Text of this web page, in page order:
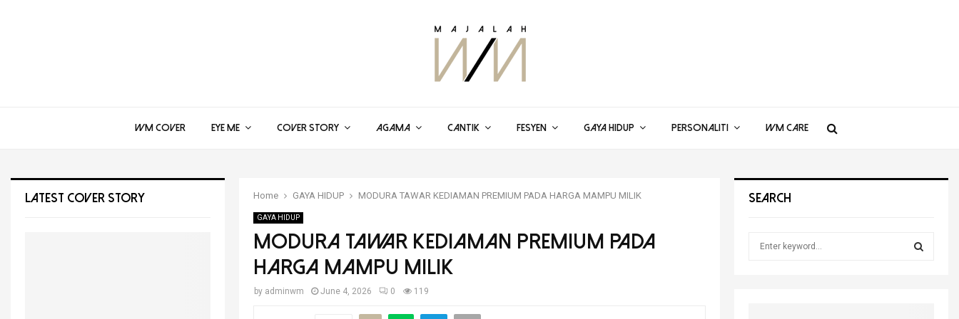
WM COVER EYE ME COVER STORY AGAMA CANTIK FESYEN GAYA HIDUP PERSONALITI WM CARE
Home GAYA HIDUP MODURA TAWAR KEDIAMAN PREMIUM PADA HARGA MAMPU MILIK
GAYA HIDUP
MODURA TAWAR KEDIAMAN PREMIUM PADA
HARGA MAMPU MILIK
by adminwm June 4, 2026 0 119
LATEST COVER STORY SEARCH